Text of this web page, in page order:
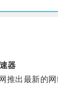
器
出最新的网